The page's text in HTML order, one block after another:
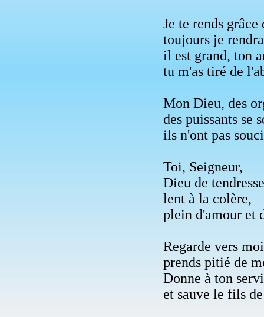
Je te rends
toujours je
il est grand, ton
tu m'as tiré de
Mon Dieu, des
des puissants se
ils n'ont pas
Toi, Seigneur,
Dieu de
lent à la colère,
plein d'amour et
Regarde vers
prends pitié de
Donne à ton
et sauve le fils